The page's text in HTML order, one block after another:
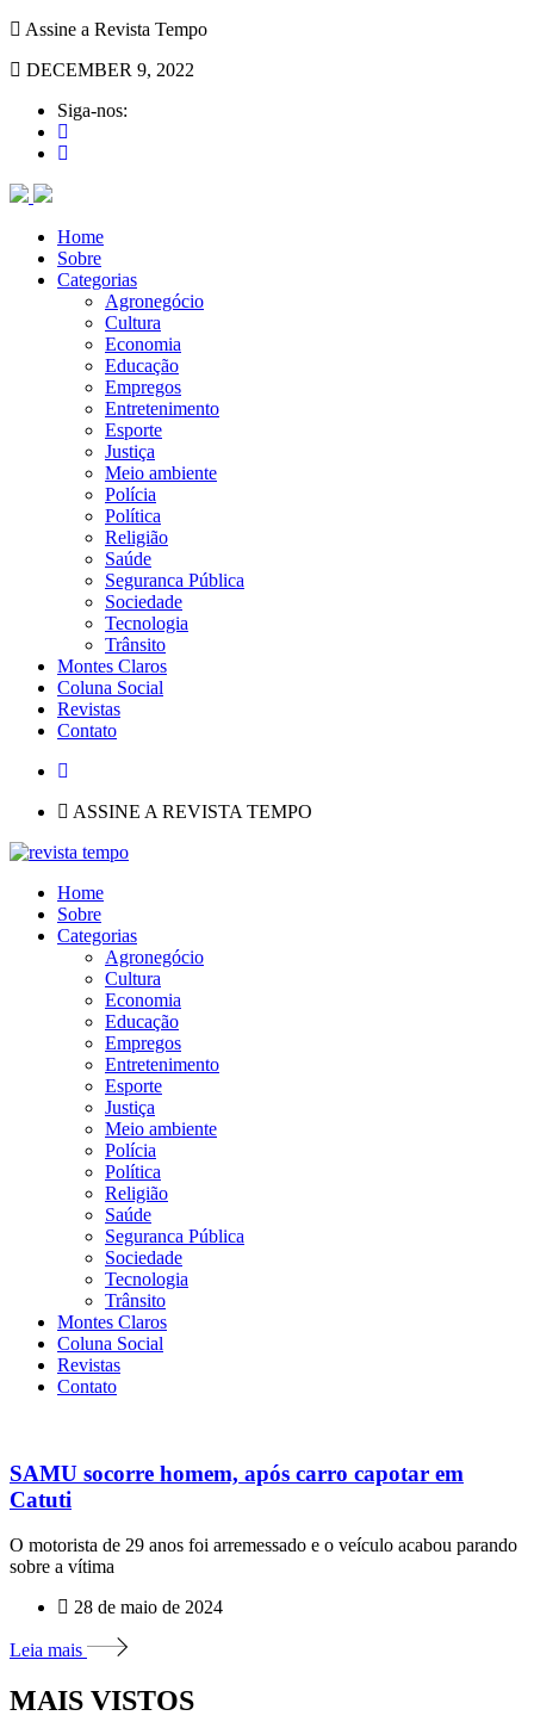
Assine a Revista Tempo
DECEMBER 9, 2022
Siga-nos:
Home
Sobre
Categorias
Agronegócio
Cultura
Economia
Educação
Empregos
Entretenimento
Esporte
Justiça
Meio ambiente
Polícia
Política
Religião
Saúde
Seguranca Pública
Sociedade
Tecnologia
Trânsito
Montes Claros
Coluna Social
Revistas
Contato
ASSINE A REVISTA TEMPO
Home
Sobre
Categorias
Agronegócio
Cultura
Economia
Educação
Empregos
Entretenimento
Esporte
Justiça
Meio ambiente
Polícia
Política
Religião
Saúde
Seguranca Pública
Sociedade
Tecnologia
Trânsito
Montes Claros
Coluna Social
Revistas
Contato
SAMU socorre homem, após carro capotar em
Catuti
O motorista de 29 anos foi arremessado e o veículo acabou parando
sobre a vítima
28 de maio de 2024
Leia mais
MAIS VISTOS